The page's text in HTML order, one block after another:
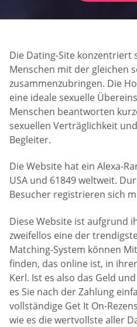
Die Dating-Site konzentriert
Menschen mit der gleichen
zusammenzubringen. Die
eine ideale sexuelle
Menschen beantworten
sexuellen Verträglichkeit
Begleiter.
Die Website hat ein Alexa-
USA und 61849 weltweit.
Besucher registrieren sich
Diese Website ist aufgrund
zweifellos eine der
Matching-System können
finden, das online ist, in
Kerl. Ist es also das Geld
es Sie nach der Zahlung
vollständige Get It On-
wie es die wertvollste aller